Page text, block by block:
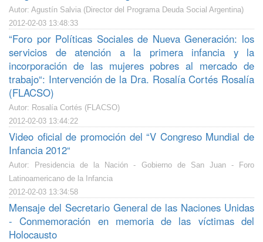
Autor: Agustín Salvia (Director del Programa Deuda Social Argentina)
2012-02-03 13:48:33
“Foro por Políticas Sociales de Nueva Generación: los
servicios de atención a la primera infancia y la
incorporación de las mujeres pobres al mercado de
trabajo“: Intervención de la Dra. Rosalía Cortés Rosalía
(FLACSO)
Autor: Rosalía Cortés (FLACSO)
2012-02-03 13:44:22
Video oficial de promoción del “V Congreso Mundial de
Infancia 2012“
Autor: Presidencia de la Nación - Gobierno de San Juan - Foro
Latinoamericano de la Infancia
2012-02-03 13:34:58
Mensaje del Secretario General de las Naciones Unidas
- Conmemoración en memoria de las víctimas del
Holocausto